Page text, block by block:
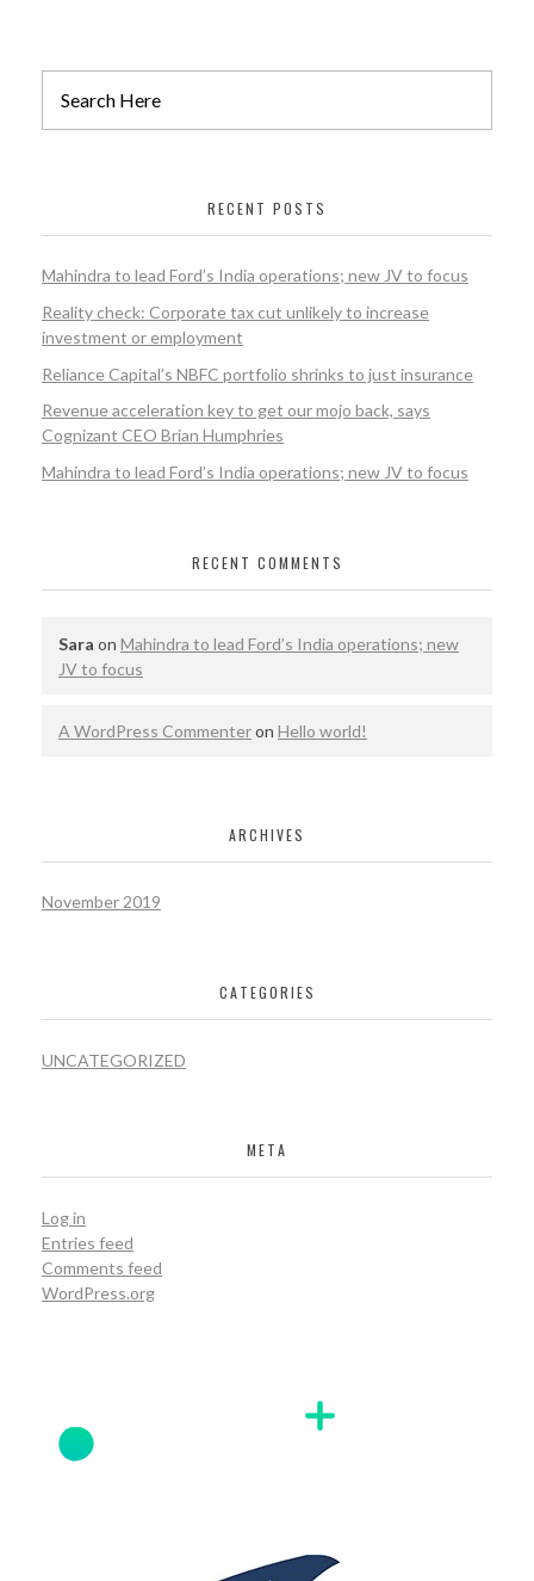
RECENT POSTS
Mahindra to lead Ford’s India operations; new JV to focus
Reality check: Corporate tax cut unlikely to increase
investment or employment
Reliance Capital’s NBFC portfolio shrinks to just insurance
Revenue acceleration key to get our mojo back, says
Cognizant CEO Brian Humphries
Mahindra to lead Ford’s India operations; new JV to focus
RECENT COMMENTS
Sara on Mahindra to lead Ford’s India operations; new
JV to focus
A WordPress Commenteron Hello world!
ARCHIVES
November 2019
CATEGORIES
UNCATEGORIZED
META
Log in
Entries feed
Comments feed
WordPress.org